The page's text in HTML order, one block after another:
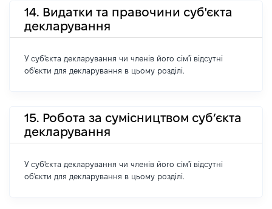
14. Видатки та правочини суб'єкта
декларування
У суб'єкта декларування чи членів його сім'ї відсутні
об'єкти для декларування в цьому розділі.
15. Робота за сумісництвом суб’єкта
декларування
У суб'єкта декларування чи членів його сім'ї відсутні
об'єкти для декларування в цьому розділі.